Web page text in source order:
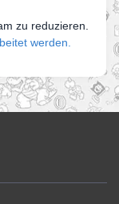
zu reduzieren.
werden.